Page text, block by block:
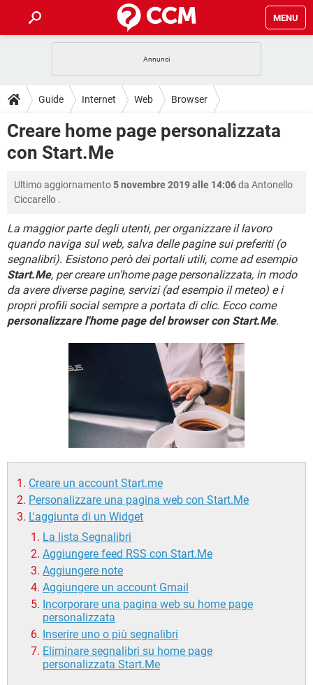
MENU
INTRATTENIMENTO ANDROID
iOS WINDOWS 10
INSTAGRAM
HARDWARE
GUIDE
COVID-19
INTRATTENIMENTO ANDROID
INSTAGRAM WHATSAPP
HARDWARE
DOWNLOAD
COVID-19
iOS
INSTAGRAM WHATSAPP
TIKTOK FACEBOOK
HARDWARE
FORUM
COVID-19 GAMING
iOS WINDOWS 10
INSTAGRAM WHATSAPP
TIKTOK FACEBOOK
HARDWARE
GLOSSARIO
INTRATTENIMENTO ANDROID
iOS WINDOWS 10
INSTAGRAM WHATSAPP
TIKTOK FACEBOOK
Guide Internet Web Browser
Creare home page personalizzata
con Start.Me
Ultimo aggiornamento5 novembre 2019 alle 14:06da Antonello
Ciccarello .
La maggior parte degli utenti, per organizzare il lavoro
quando naviga sul web, salva delle pagine sui preferiti (o
segnalibri). Esistono però dei portali utili, come ad esempio
Start.Me, per creare un'home page personalizzata, in modo
da avere diverse pagine, servizi (ad esempio il meteo) e i
propri profili social sempre a portata di clic. Ecco come
personalizzare l'home page del browser con Start.Me.
Creare un account Start.me
Personalizzare una pagina web con Start.Me
L'aggiunta di un Widget
La lista Segnalibri
Aggiungere feed RSS con Start.Me
Aggiungere note
Aggiungere un account Gmail
Incorporare una pagina web su home page
personalizzata
Inserire uno o più segnalibri
Eliminare segnalibri su home page
personalizzata Start.Me